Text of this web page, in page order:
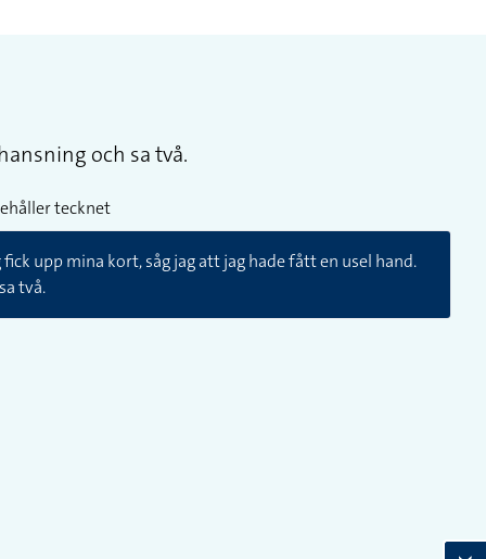
och sa två.
tecknet
upp mina kort, såg jag att jag hade fått en usel hand.
två.